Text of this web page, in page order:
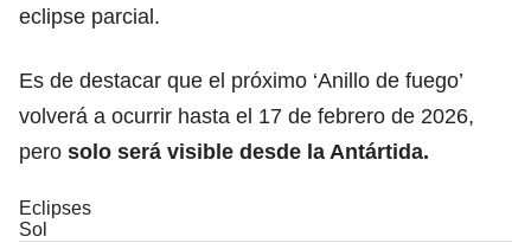
eclipse parcial.
Es de destacar que el próximo ‘Anillo de fuego’
volverá a ocurrir hasta el 17 de febrero de 2026,
pero solo será visible desde la Antártida.
Eclipses
Sol